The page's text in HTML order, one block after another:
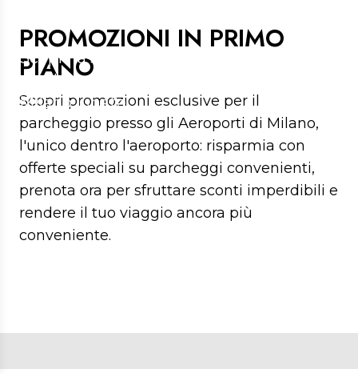
MILANO LINATE
Scopri la soluzione migliore per
parcheggiare dentro l'aeroporto di
Milano Linate
PROMOZIONI IN PRIMO
PIANO
Scopri promozioni esclusive per il
parcheggio presso gli Aeroporti di Milano,
l'unico dentro l'aeroporto: risparmia con
offerte speciali su parcheggi convenienti,
prenota ora per sfruttare sconti imperdibili e
rendere il tuo viaggio ancora più
conveniente.